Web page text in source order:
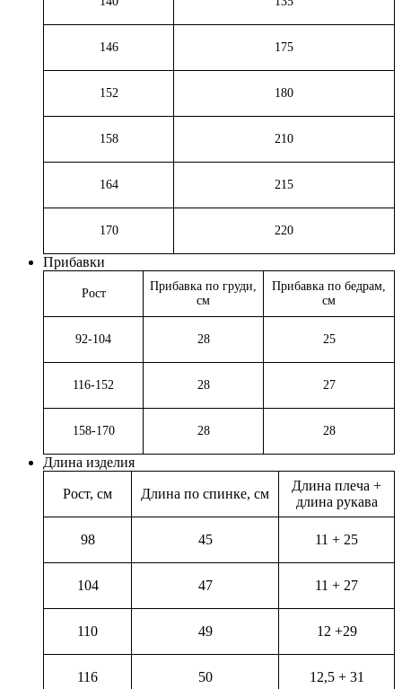
146 175
152 180
158 210
164 215
170 220
Прибавки
Рост
Прибавка по груди,
см
Прибавка по бедрам,
см
92-104 28 25
116-152 28 27
158-170 28 28
Длина изделия
Рост, см Длина по спинке, см
Длина плеча +
длина рукава
98 45 11 + 25
104 47 11 + 27
110 49 12 +29
116 50 12,5 + 31